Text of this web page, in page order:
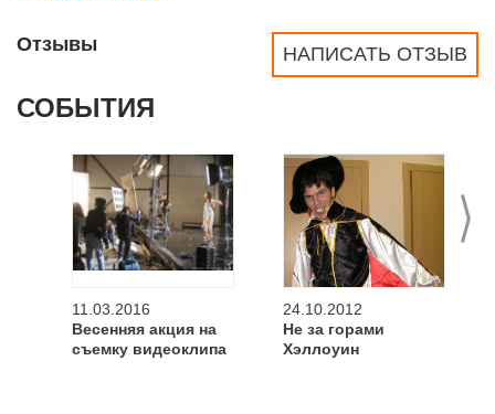
НАПИСАТЬ ОТЗЫВ
Отзывы
СОБЫТИЯ
>
11.03.2016
Весенняя акция на
съемку видеоклипа
24.10.2012
Не за горами
Хэллоуин